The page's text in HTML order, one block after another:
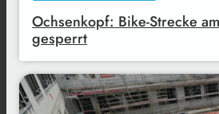
Ochsenkopf: Bike-Strecke
gesperrt